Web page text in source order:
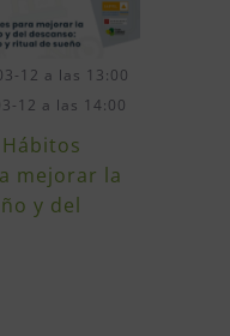
12 a las 13:00
12 a las 14:00
Hábitos
mejorar la
y del